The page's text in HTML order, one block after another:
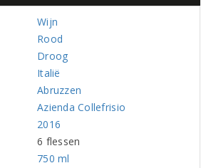
Wijn
Rood
Droog
Italië
Abruzzen
Azienda Collefrisio
2016
6 flessen
750 ml